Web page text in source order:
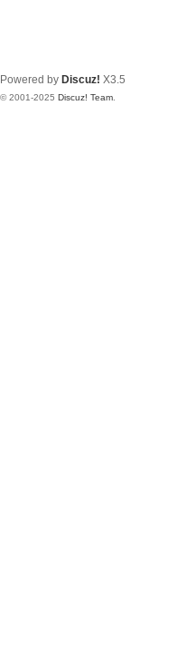
Powered by Discuz! X3.5
© 2001-2025 Discuz! Team